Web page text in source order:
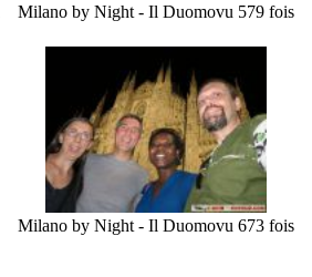
Milano by Night - Il Duomovu 579 fois
Milano by Night - Il Duomovu 673 fois